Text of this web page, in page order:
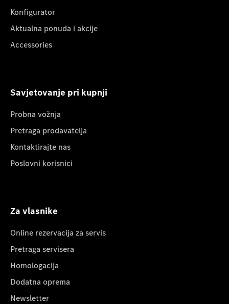
Konfigurator
Aktualna ponuda i akcije
Accessories
Savjetovanje pri kupnji
Probna vožnja
Pretraga prodavatelja
Kontaktirajte nas
Poslovni korisnici
Za vlasnike
Online rezervacija za servis
Pretraga servisera
Homologacija
Dodatna oprema
Newsletter